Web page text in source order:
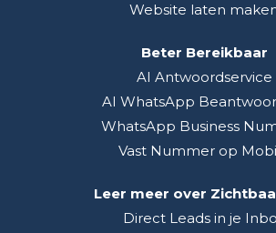
Website laten
Beter Bereikbaar
AI Antwoordservice
AI WhatsApp
WhatsApp Business
Vast Nummer op
Leer meer over
Direct Leads in je